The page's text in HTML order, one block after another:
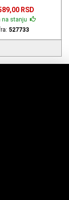
RSD
na stanju
527733